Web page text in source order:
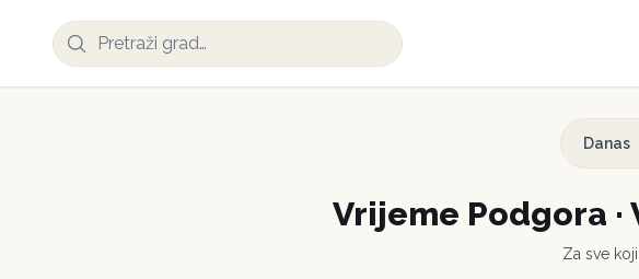
Danas
Vrijeme Podgora ·
Za sve